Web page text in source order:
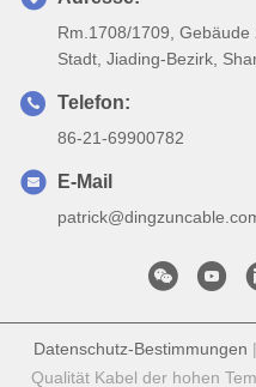
Rm.1708/1709,
Stadt, Jiading-Bezirk,
Telefon:
86-21-69900782
E-Mail
Datenschutz-Bestimmungen |
Qualität Kabel der hohen